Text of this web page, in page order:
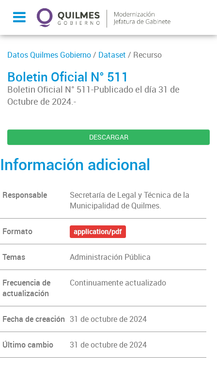
Datos Quilmes Gobierno/ Dataset / Recurso
Boletin Oficial N° 511
Boletin Oficial N° 511-Publicado el día 31 de
Octubre de 2024.-
DESCARGAR
Información adicional
Responsable
Secretaría de Legal y Técnica de la
Municipalidad de Quilmes.
Formato application/pdf
Temas Administración Pública
Frecuencia de
actualización
Continuamente actualizado
Fecha de creación 31 de octubre de 2024
Último cambio 31 de octubre de 2024